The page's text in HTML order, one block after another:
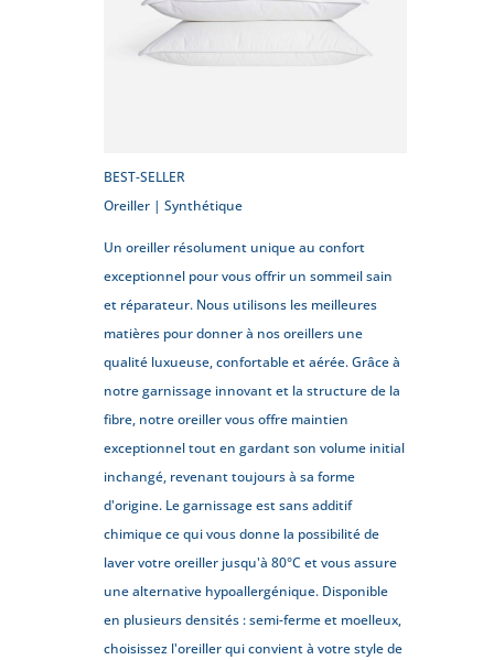
BEST-SELLER
Oreiller | Synthétique
Un oreiller résolument unique au confort
exceptionnel pour vous offrir un sommeil sain
et réparateur. Nous utilisons les meilleures
matières pour donner à nos oreillers une
qualité luxueuse, confortable et aérée. Grâce à
notre garnissage innovant et la structure de la
fibre, notre oreiller vous offre maintien
exceptionnel tout en gardant son volume initial
inchangé, revenant toujours à sa forme
d'origine. Le garnissage est sans additif
chimique ce qui vous donne la possibilité de
laver votre oreiller jusqu'à 80°C et vous assure
une alternative hypoallergénique. Disponible
en plusieurs densités : semi-ferme et moelleux,
choisissez l'oreiller qui convient à votre style de